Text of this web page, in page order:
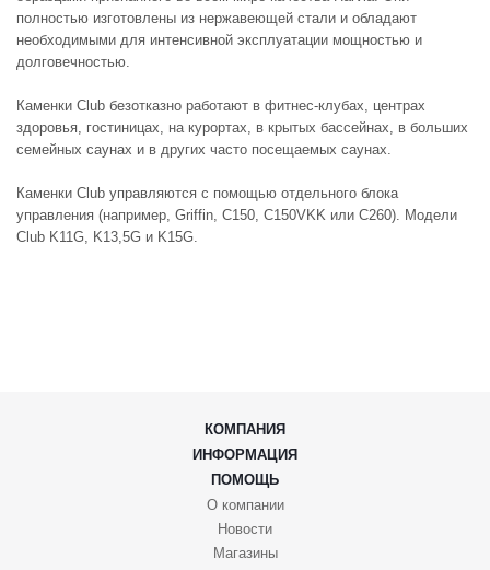
полностью изготовлены из нержавеющей стали и обладают
необходимыми для интенсивной эксплуатации мощностью и
долговечностью.
Каменки Club безотказно работают в фитнес-клубах, центрах
здоровья, гостиницах, на курортах, в крытых бассейнах, в больших
семейных саунах и в других часто посещаемых саунах.
Каменки Club управляются с помощью отдельного блока
управления (например, Griffin, C150, C150VKK или C260). Модели
Club K11G, K13,5G и K15G.
КОМПАНИЯ
ИНФОРМАЦИЯ
ПОМОЩЬ
О компании
Новости
Магазины